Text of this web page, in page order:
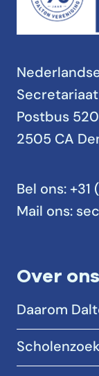
Secretariaat
Postbus
2505 CA
Bel ons: +31
Mail ons:
Over ons
Daarom